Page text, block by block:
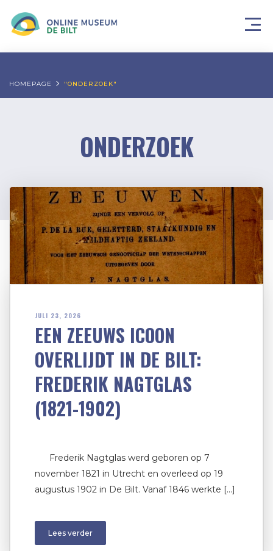
HOMEPAGE "ONDERZOEK"
ONDERZOEK
JULI 23, 2026
EEN ZEEUWS ICOON
OVERLIJDT IN DE BILT:
FREDERIK NAGTGLAS
(1821-1902)
Frederik Nagtglas werd geboren op 7
november 1821 in Utrecht en overleed op 19
augustus 1902 in De Bilt. Vanaf 1846 werkte […]
Lees verder